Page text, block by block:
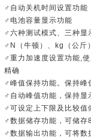
♂自动关机时间设置功能
♂电池容量显示功能
♂六种测试模式、三种显
♂N（牛顿）、kg（公斤
♂重力加速度设置功能,
精确
♂峰值保持功能。保持峰
♂自动峰值功能，保持显
♂可设定上下限及比较值
♂数据储存功能，可储存
♂数据输出功能，可将数